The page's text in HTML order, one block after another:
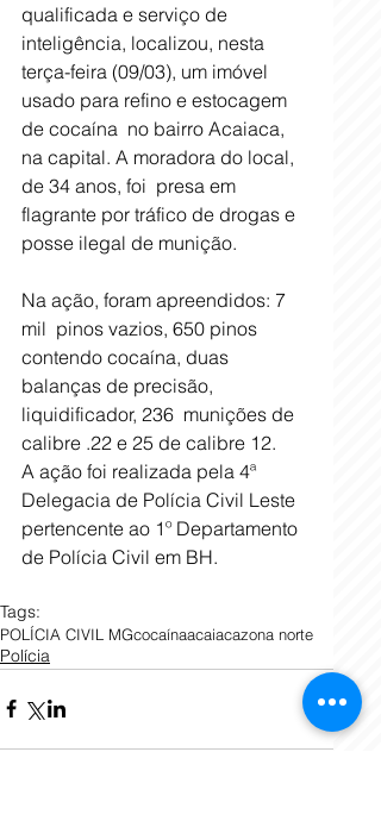
qualificada e serviço de
inteligência, localizou, nesta
terça-feira (09/03), um imóvel
usado para refino e estocagem
de cocaína  no bairro Acaiaca,
na capital. A moradora do local,
de 34 anos, foi  presa em
flagrante por tráfico de drogas e
posse ilegal de munição.
Na ação, foram apreendidos: 7
mil  pinos vazios, 650 pinos
contendo cocaína, duas
balanças de precisão,
liquidificador, 236  munições de
calibre .22 e 25 de calibre 12.
A ação foi realizada pela 4ª
Delegacia de Polícia Civil Leste
pertencente ao 1º Departamento
de Polícia Civil em BH.
Tags:
POLÍCIA CIVIL MGcocaínaacaiacazona norte
Polícia